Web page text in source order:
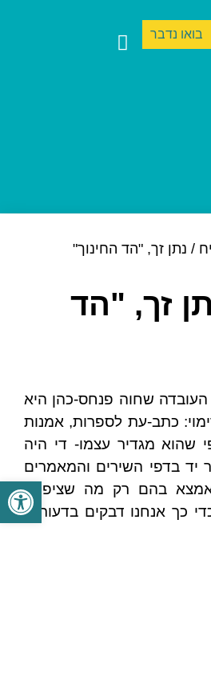
בואו נדבר
/ נתן זך, "הד החינוך"
זך, "הד
שחוה פנחס-כהן היא
כתב-עת לספרות, אמנות
שהוא מגדיר עצמו- די היה
בדפי השירים והמאמרים
בהם רק מה שציפיתי
כך אנחנו דבקים בדעותינו
פתח